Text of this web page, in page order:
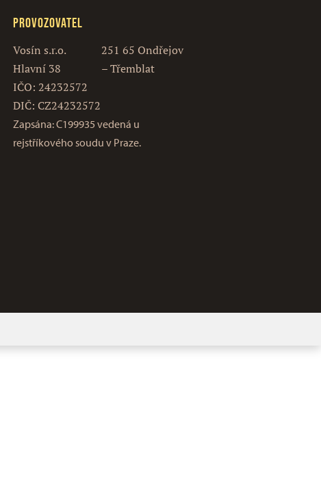
Provozovatel
Vosín s.r.o.
Hlavní 38
251 65 Ondřejov
– Třemblat
IČO: 24232572
DIČ: CZ24232572
Zapsána: C199935 vedená u
rejstříkového soudu v Praze.